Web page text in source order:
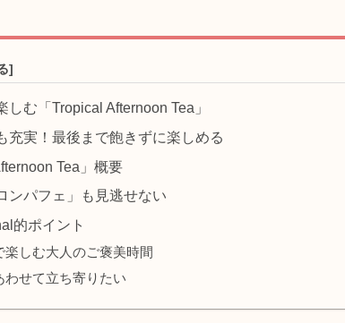
しむ「Tropical Afternoon Tea」
充実！最後まで飽きずに楽しめる
Tea」概要
ンパフェ」も見逃せない
的ポイント
楽しむ大人のご褒美時間
わせて立ち寄りたい